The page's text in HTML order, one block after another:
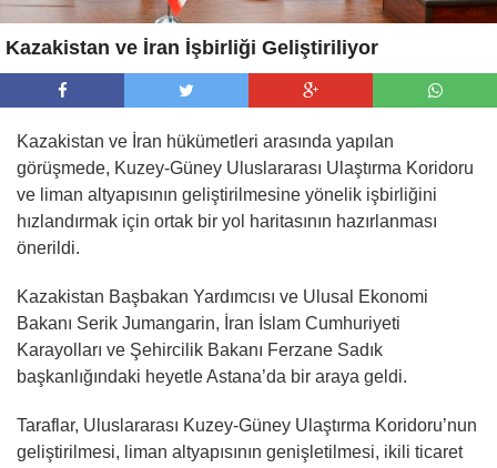
Kazakistan ve İran İşbirliği Geliştiriliyor
Kazakistan ve İran hükümetleri arasında yapılan
görüşmede, Kuzey-Güney Uluslararası Ulaştırma Koridoru
ve liman altyapısının geliştirilmesine yönelik işbirliğini
hızlandırmak için ortak bir yol haritasının hazırlanması
önerildi.
Kazakistan Başbakan Yardımcısı ve Ulusal Ekonomi
Bakanı Serik Jumangarin, İran İslam Cumhuriyeti
Karayolları ve Şehircilik Bakanı Ferzane Sadık
başkanlığındaki heyetle Astana’da bir araya geldi.
Taraflar, Uluslararası Kuzey-Güney Ulaştırma Koridoru’nun
geliştirilmesi, liman altyapısının genişletilmesi, ikili ticaret